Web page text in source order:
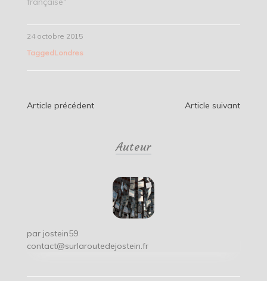
24 octobre 2015
TaggedLondres
Navigation
Article précédent Article suivant
Auteur
par jostein59
contact@surlaroutedejostein.fr